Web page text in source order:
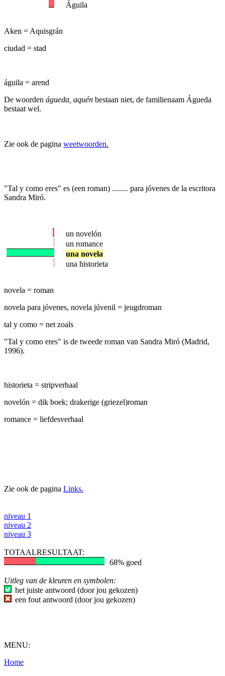
Águila
Aken = Aquisgrán
ciudad = stad
águila = arend
De woorden águeda, aquén bestaan niet, de familienaam Águeda
bestaat wel.
Zie ook de pagina weetwoorden.
"Tal y como eres" es (een roman) ........ para jóvenes de la escritora
Sandra Miró.
un novelón
un romance
una novela
una historieta
novela = roman
novela para jóvenes, novela júvenil = jeugdroman
tal y como = net zoals
"Tal y como eres" is de tweede roman van Sandra Miró (Madrid,
1996).
historieta = stripverhaal
novelón = dik boek; drakerige (griezel)roman
romance = liefdesverhaal
Zie ook de pagina Links.
niveau 1
niveau 2
niveau 3
TOTAALRESULTAAT:
68% goed
Uitleg van de kleuren en symbolen:
het juiste antwoord (door jou gekozen)
een fout antwoord (door jou gekozen)
MENU:
Home